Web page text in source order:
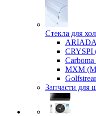
Стекла для
MXM
Запчасти для